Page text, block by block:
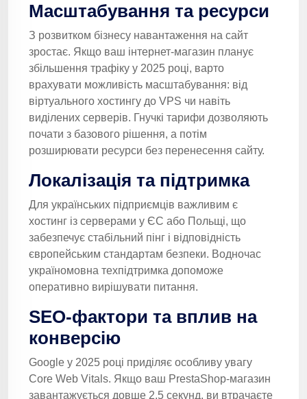
Масштабування та ресурси
З розвитком бізнесу навантаження на сайт
зростає. Якщо ваш інтернет-магазин планує
збільшення трафіку у 2025 році, варто
врахувати можливість масштабування: від
віртуального хостингу до VPS чи навіть
виділених серверів. Гнучкі тарифи дозволяють
почати з базового рішення, а потім
розширювати ресурси без перенесення сайту.
Локалізація та підтримка
Для українських підприємців важливим є
хостинг із серверами у ЄС або Польщі, що
забезпечує стабільний пінг і відповідність
європейським стандартам безпеки. Водночас
україномовна техпідтримка допоможе
оперативно вирішувати питання.
SEO-фактори та вплив на
конверсію
Google у 2025 році приділяє особливу увагу
Core Web Vitals. Якщо ваш PrestaShop-магазин
завантажується довше 2,5 секунд, ви втрачаєте